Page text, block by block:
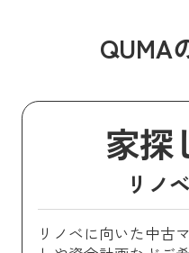
QUMA
家探
リノ
リノベに向いた中古